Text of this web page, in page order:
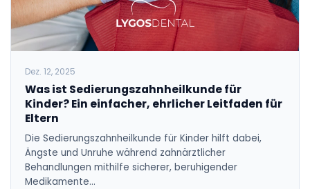
Dez. 12, 2025
Was ist Sedierungszahnheilkunde für
Kinder? Ein einfacher, ehrlicher Leitfaden für
Eltern
Die Sedierungszahnheilkunde für Kinder hilft dabei,
Ängste und Unruhe während zahnärztlicher
Behandlungen mithilfe sicherer, beruhigender
Medikamente…